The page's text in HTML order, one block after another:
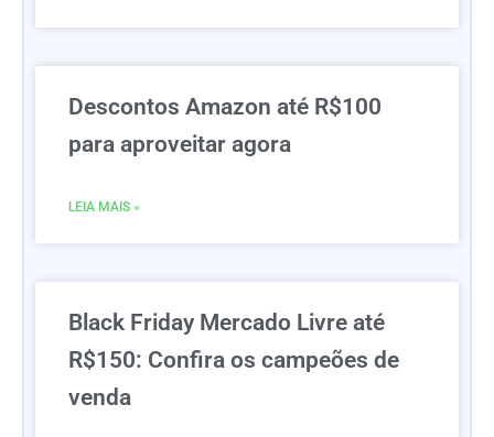
Descontos Amazon até R$100
para aproveitar agora
LEIA MAIS »
Black Friday Mercado Livre até
R$150: Confira os campeões de
venda